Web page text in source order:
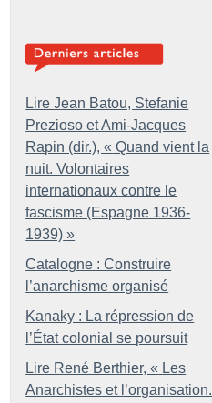
Lire Jean Batou, Stefanie
Prezioso et Ami-Jacques
Rapin (dir.), « Quand vient la
nuit. Volontaires
internationaux contre le
fascisme (Espagne 1936-
1939) »
Catalogne : Construire
l’anarchisme organisé
Kanaky : La répression de
l’État colonial se poursuit
Lire René Berthier, « Les
Anarchistes et l’organisation.